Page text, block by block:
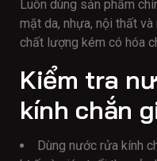
Luôn dùng sản phẩm
mặt da, nhựa, nội thất
chất lượng kém có hóa
Kiểm tra
kính chắn
Dùng nước rửa kính